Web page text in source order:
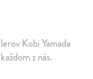
Kobi Yamada
z nás.